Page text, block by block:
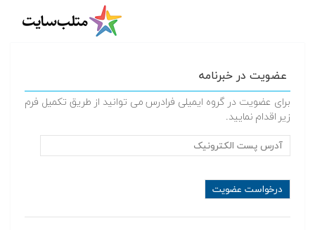
عضویت در خبرنامه
برای عضویت در گروه ایمیلی فرادرس می توانید از طریق تکمیل فرم
زیر اقدام نمایید.